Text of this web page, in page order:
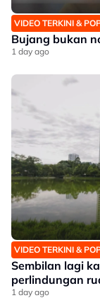
VIDEO TERKINI &
Bujang bukan
1 day ago
VIDEO TERKINI &
Sembilan lagi
perlindungan
1 day ago